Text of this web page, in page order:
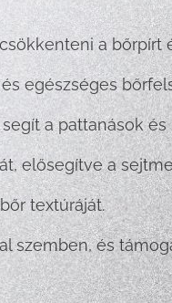
a bőrpírt
egészséges
a pattanások
elősegítve a
textúráját.
szemben, és